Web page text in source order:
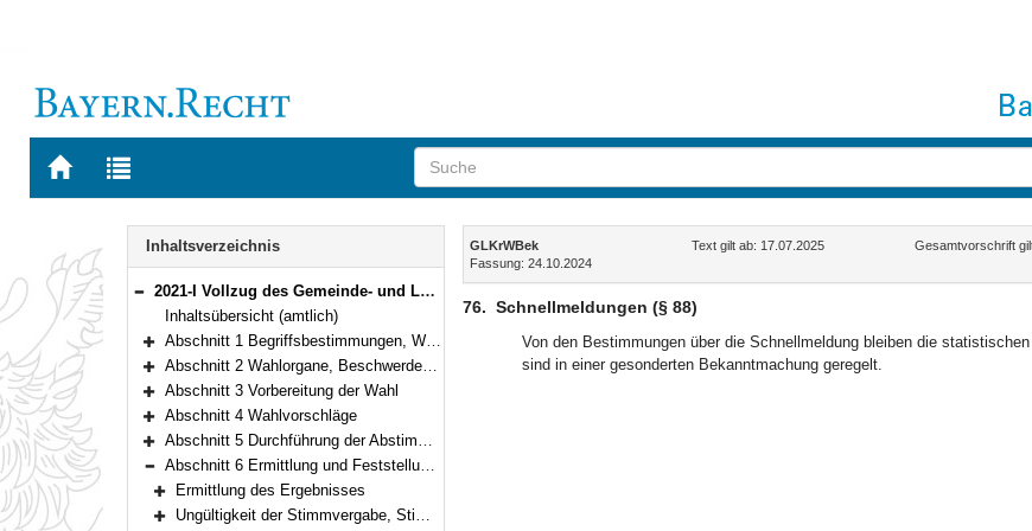
Zur
BAYERN.RECHT
Zur
letzten
Navigation
Inhaltsverzeichnis
Bereich reduzieren
2021-I Vollzug des Gemeinde- und Landkreiswahlgesetzes und der Gemeinde- und Landkreiswahlordnung (Gemeinde- und Landkreiswahlbekanntmachung – GLKrWBek) Bekanntmachung des Bayerischen Staatsministeriums des Innern, für Sport und Integration vom 24. Oktober 2024, Az. B1-1367-3-37 (BayMBl. Nr. 534 )
Inhaltsübersicht (amtlich)
Bereich erweitern
Abschnitt 1 Begriffsbestimmungen, Wahlrecht, Wählbarkeit
Bereich erweitern
Abschnitt 2 Wahlorgane, Beschwerdeausschuss
Bereich erweitern
Abschnitt 3 Vorbereitung der Wahl
Bereich erweitern
Abschnitt 4 Wahlvorschläge
Bereich erweitern
Abschnitt 5 Durchführung der Abstimmung, Sicherung der Wahlfreiheit, Briefwahl
Bereich reduzieren
Abschnitt 6 Ermittlung und Feststellung des Wahlergebnisses
Bereich erweitern
Ermittlung des Ergebnisses
Ungültigkeit der Stimmvergabe, Stimmenauswertung
Inhalt
GLKrWBek Text gilt ab: 17.07.2025
Gesamtvorschrift
Fassung: 24.10.2024
76. Schnellmeldungen (§ 88)
Von den Bestimmungen über die Schnellmeldung bleiben die
sind in einer gesonderten Bekanntmachung geregelt.